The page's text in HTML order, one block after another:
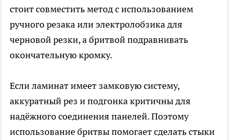
стоит совместить метод с использованием
ручного резака или электролобзика для
черновой резки, а бритвой подравнивать
окончательную кромку.
Если ламинат имеет замковую систему,
аккуратный рез и подгонка критичны для
надёжного соединения панелей. Поэтому
использование бритвы помогает сделать стыки